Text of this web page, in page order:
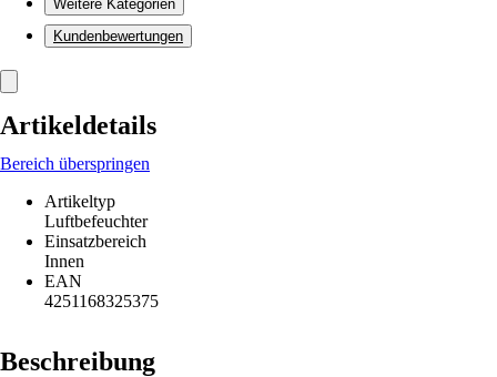
Weitere Kategorien
Kundenbewertungen
Artikeldetails
Bereich überspringen
Artikeltyp
Luftbefeuchter
Einsatzbereich
Innen
EAN
4251168325375
Beschreibung